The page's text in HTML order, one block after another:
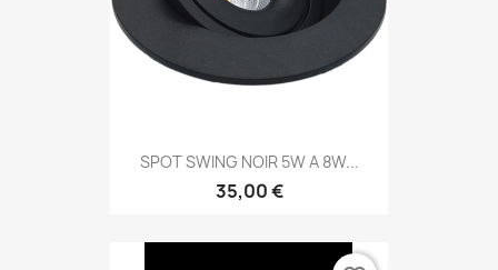
SPOT SWING NOIR 5W A 8W...
35,00 €